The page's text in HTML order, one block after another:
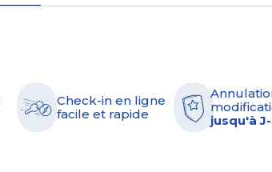
Check-in en ligne
facile et rapide
jusqu'à